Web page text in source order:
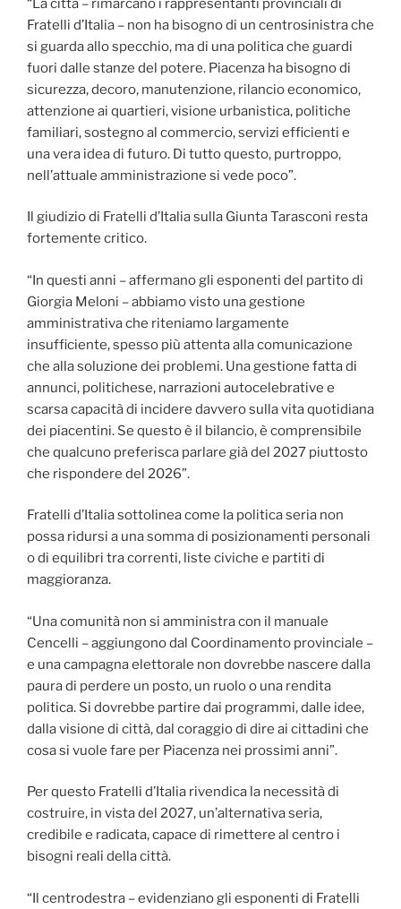
“La città – rimarcano i rappresentanti provinciali di
Fratelli d’Italia – non ha bisogno di un centrosinistra che
si guarda allo specchio, ma di una politica che guardi
fuori dalle stanze del potere. Piacenza ha bisogno di
sicurezza, decoro, manutenzione, rilancio economico,
attenzione ai quartieri, visione urbanistica, politiche
familiari, sostegno al commercio, servizi efficienti e
una vera idea di futuro. Di tutto questo, purtroppo,
nell’attuale amministrazione si vede poco”.
Il giudizio di Fratelli d’Italia sulla Giunta Tarasconi resta
fortemente critico.
“In questi anni – affermano gli esponenti del partito di
Giorgia Meloni – abbiamo visto una gestione
amministrativa che riteniamo largamente
insufficiente, spesso più attenta alla comunicazione
che alla soluzione dei problemi. Una gestione fatta di
annunci, politichese, narrazioni autocelebrative e
scarsa capacità di incidere davvero sulla vita quotidiana
dei piacentini. Se questo è il bilancio, è comprensibile
che qualcuno preferisca parlare già del 2027 piuttosto
che rispondere del 2026”.
Fratelli d’Italia sottolinea come la politica seria non
possa ridursi a una somma di posizionamenti personali
o di equilibri tra correnti, liste civiche e partiti di
maggioranza.
“Una comunità non si amministra con il manuale
Cencelli – aggiungono dal Coordinamento provinciale –
e una campagna elettorale non dovrebbe nascere dalla
paura di perdere un posto, un ruolo o una rendita
politica. Si dovrebbe partire dai programmi, dalle idee,
dalla visione di città, dal coraggio di dire ai cittadini che
cosa si vuole fare per Piacenza nei prossimi anni”.
Per questo Fratelli d’Italia rivendica la necessità di
costruire, in vista del 2027, un’alternativa seria,
credibile e radicata, capace di rimettere al centro i
bisogni reali della città.
“Il centrodestra – evidenziano gli esponenti di Fratelli